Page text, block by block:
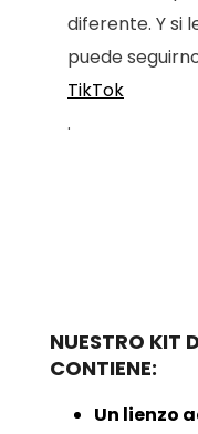
diferente. Y si
puede
TikTok
.
NUESTRO KIT
CONTIENE:
Un lienzo